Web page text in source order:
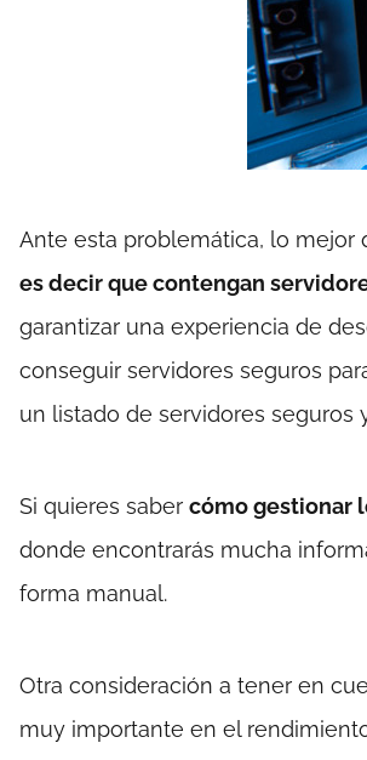
Ante esta problemática, lo mejor
es decir que contengan
garantizar una experiencia de
conseguir servidores seguros
un listado de servidores seguros
Si quieres saber cómo gestionar
donde encontrarás mucha
forma manual.
Otra consideración a tener en
muy importante en el